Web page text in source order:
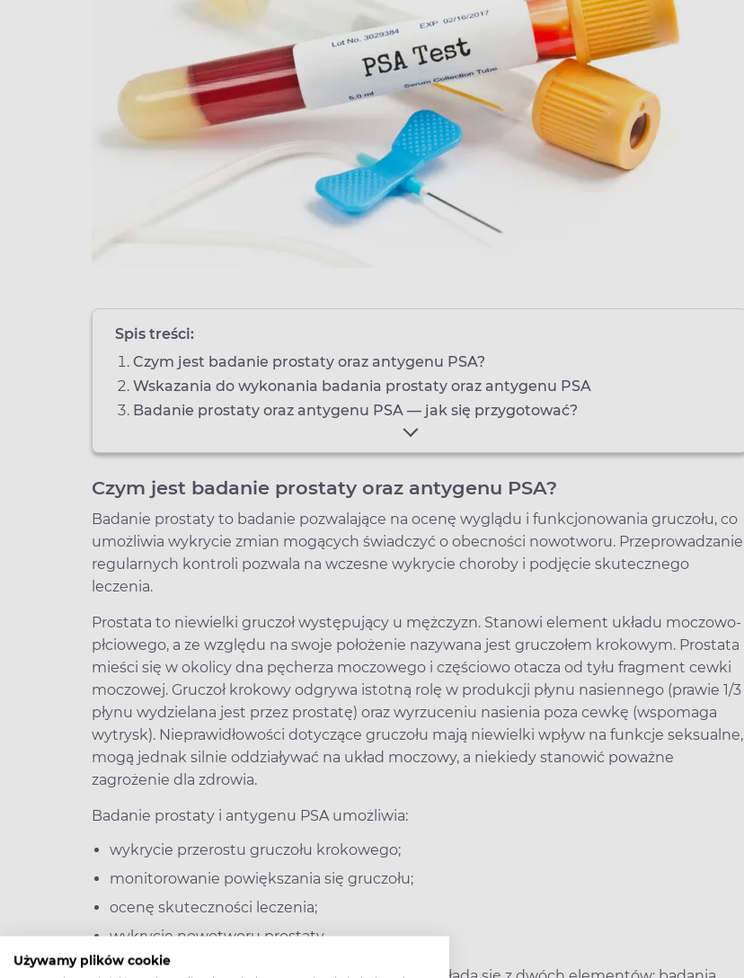
Używamy plików cookie
Spis treści:
Czym jest badanie prostaty oraz antygenu PSA?
Wskazania do wykonania badania prostaty oraz antygenu PSA
Badanie prostaty oraz antygenu PSA — jak się przygotować?
Czym jest badanie prostaty oraz antygenu PSA?
Badanie prostaty to badanie pozwalające na ocenę wyglądu i funkcjonowania gruczołu, co
umożliwia wykrycie zmian mogących świadczyć o obecności nowotworu. Przeprowadzanie
regularnych kontroli pozwala na wczesne wykrycie choroby i podjęcie skutecznego
leczenia.
Prostata to niewielki gruczoł występujący u mężczyzn. Stanowi element układu moczowo-
płciowego, a ze względu na swoje położenie nazywana jest gruczołem krokowym. Prostata
mieści się w okolicy dna pęcherza moczowego i częściowo otacza od tyłu fragment cewki
moczowej. Gruczoł krokowy odgrywa istotną rolę w produkcji płynu nasiennego (prawie 1/3
płynu wydzielana jest przez prostatę) oraz wyrzuceniu nasienia poza cewkę (wspomaga
wytrysk). Nieprawidłowości dotyczące gruczołu mają niewielki wpływ na funkcje seksualne,
mogą jednak silnie oddziaływać na układ moczowy, a niekiedy stanowić poważne
zagrożenie dla zdrowia.
Badanie prostaty i antygenu PSA umożliwia:
wykrycie przerostu gruczołu krokowego;
monitorowanie powiększania się gruczołu;
ocenę skuteczności leczenia;
wykrycie nowotworu prostaty.